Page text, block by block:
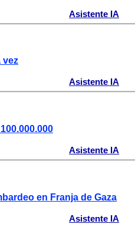
Asistente IA
vez
Asistente IA
Asistente IA
en Franja de Gaza
Asistente IA